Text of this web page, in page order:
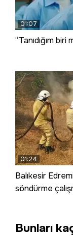
01:07
“Tanıdığım biri
01:24
Balıkesir
söndürme
Bunları